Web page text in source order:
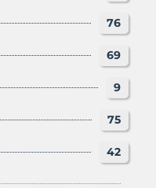
76
69
9
75
42